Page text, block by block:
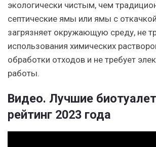
экологически чистым, чем
септические ямы или ямы с
загрязняет окружающую среду, не
использования химических
обработки отходов и не требует
работы.
Видео. Лучшие
рейтинг 2023 года